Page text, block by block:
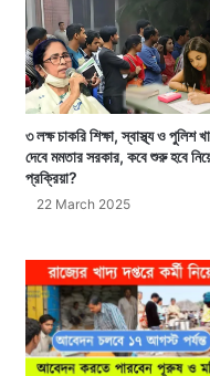
৩ লক্ষ চাকরি শিক্ষা, স্বাস্থ্য ও পুলিশ
দেবে মমতার সরকার, কবে শুরু হবে
প্রক্রিয়া?
22 March 2025